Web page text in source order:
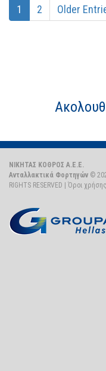
1 2 Older
ΝΙΚΗΤΑΣ ΚΟΘΡΟΣ Α.Ε.Ε.
Ανταλλακτικά Φορτηγών ©
RIGHTS RESERVED | Όροι χρήσης